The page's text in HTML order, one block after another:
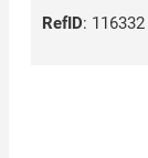
RefID: 116332